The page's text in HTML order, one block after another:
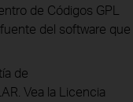
de Códigos GPL
del software que
de
Vea la Licencia